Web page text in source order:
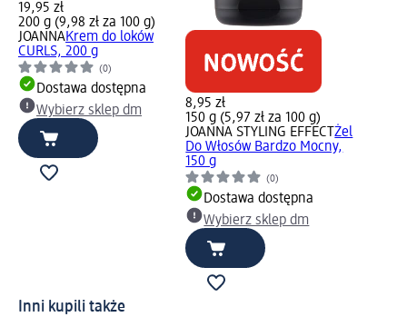
19,95 zł
200 g (9,98 zł za 100 g)
JOANNAKrem do loków
CURLS, 200 g
(0)
Dostawa dostępna
Wybierz sklep dm
8,95 zł
150 g (5,97 zł za 100 g)
JOANNA STYLING EFFECTŻel
Do Włosów Bardzo Mocny,
150 g
(0)
Dostawa dostępna
Wybierz sklep dm
Inni kupili także